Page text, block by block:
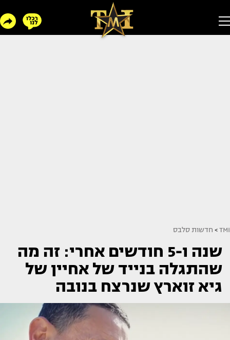
TMI
> חדשות סלבס
שנה ו-5 חודשים אחרי: זה מה
שהתגלה בנייד של אחיין של
גיא זוארץ שנרצח בנובה